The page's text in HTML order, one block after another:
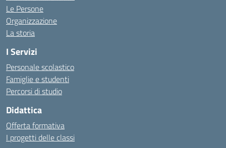
Le Persone
Organizzazione
La storia
I Servizi
Personale scolastico
Famiglie e studenti
Percorsi di studio
Didattica
Offerta formativa
I progetti delle classi